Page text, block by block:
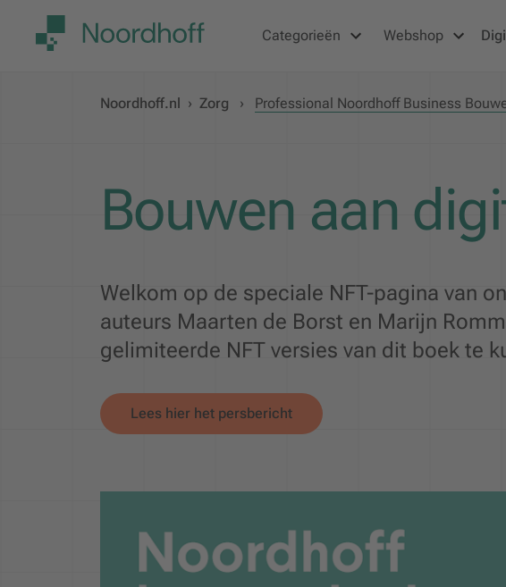
Categorieën Webshop
Noordhoff.nl › Zorg › Professional Noordhoff Business
Bouwen aan
Welkom op de speciale NFT-pagina van
auteurs Maarten de Borst en Marijn
gelimiteerde NFT versies van dit boek te
Lees hier het persbericht